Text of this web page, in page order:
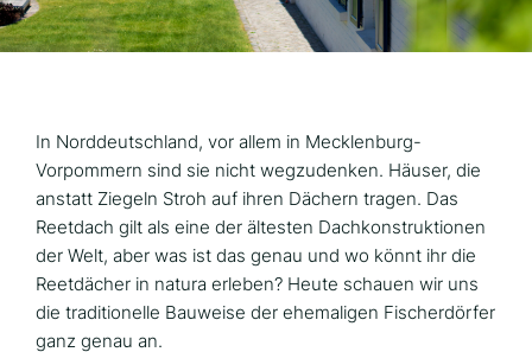
In Norddeutschland, vor allem in Mecklenburg-
Vorpommern sind sie nicht wegzudenken. Häuser, die
anstatt Ziegeln Stroh auf ihren Dächern tragen. Das
Reetdach gilt als eine der ältesten Dachkonstruktionen
der Welt, aber was ist das genau und wo könnt ihr die
Reetdächer in natura erleben? Heute schauen wir uns
die traditionelle Bauweise der ehemaligen Fischerdörfer
ganz genau an.